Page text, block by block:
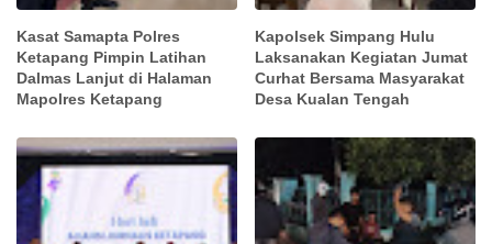
Kasat Samapta Polres
Ketapang Pimpin Latihan
Dalmas Lanjut di Halaman
Mapolres Ketapang
Kapolsek Simpang Hulu
Laksanakan Kegiatan Jumat
Curhat Bersama Masyarakat
Desa Kualan Tengah